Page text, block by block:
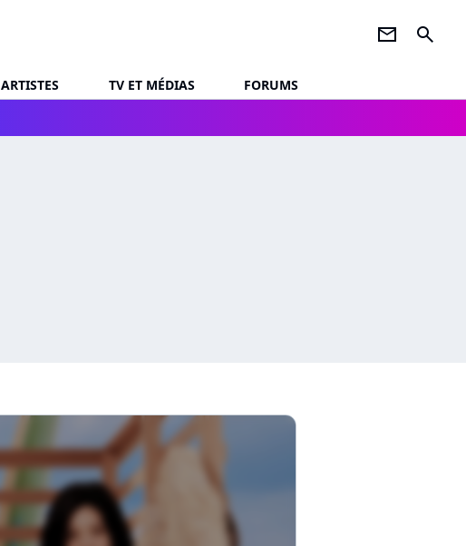
newsletter search
ARTISTES TV ET MÉDIAS
FORUMS